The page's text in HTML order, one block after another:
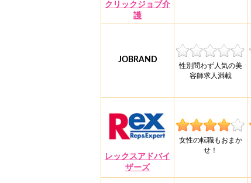
クリックジョブ介
護
JOBRAND
性別問わず人気の美
容師求人満載
レックスアドバイ
ザーズ
女性の転職もおまか
せ！